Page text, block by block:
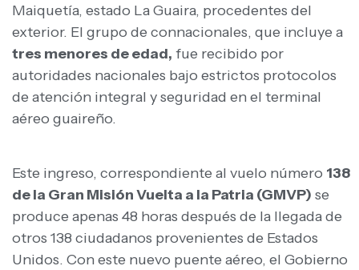
Maiquetía, estado La Guaira, procedentes del
exterior. El grupo de connacionales, que incluye a
tres menores de edad, fue recibido por
autoridades nacionales bajo estrictos protocolos
de atención integral y seguridad en el terminal
aéreo guaireño.
Este ingreso, correspondiente al vuelo número 138
de la Gran Misión Vuelta a la Patria (GMVP) se
produce apenas 48 horas después de la llegada de
otros 138 ciudadanos provenientes de Estados
Unidos. Con este nuevo puente aéreo, el Gobierno